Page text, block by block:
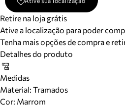
Retire na loja grátis
Ative a localização para poder
Tenha mais opções de compra e
Detalhes do produto
Medidas
Material: Tramados
Cor: Marrom